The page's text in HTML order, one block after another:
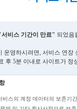
비스 기간이 만료" 되었음
운영하시려면, 서비스 연장
후 5분 이내로 사이트가 정
비스의 계정 데이터의 보존기